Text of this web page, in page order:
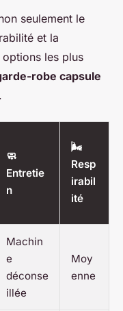
seulement le
et la
les plus
robe capsule
🧼
Entretie
n
🌬️
Resp
irabil
ité
Machin
e
déconse
illée
Moy
enne